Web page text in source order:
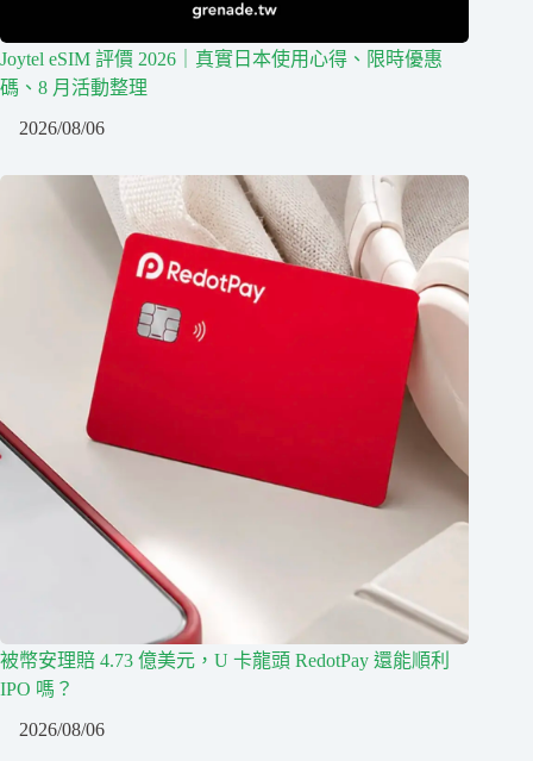
Joytel eSIM 評價 2026｜真實日本使用心得、限時優惠
碼、8 月活動整理
2026/08/06
被幣安理賠 4.73 億美元，U 卡龍頭 RedotPay 還能順利
IPO 嗎？
2026/08/06